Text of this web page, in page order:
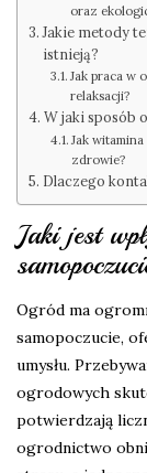
oraz
Jakie metody
istnieją?
Jak praca w
relaksacji?
W jaki sposób
Jak
zdrowie?
Dlaczego
Jaki jest
Ogród ma
samopoczucie,
umysłu.
ogrodowych
potwierdzają
ogrodnictwo